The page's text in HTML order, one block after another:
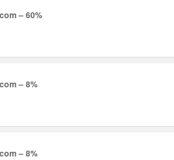
– 60%
– 8%
– 8%